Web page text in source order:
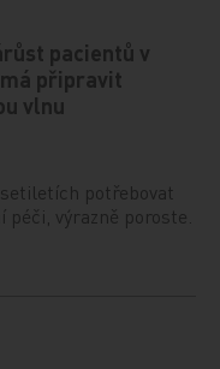
pacientů v
připravit
vlnu
potřebovat
výrazně poroste.